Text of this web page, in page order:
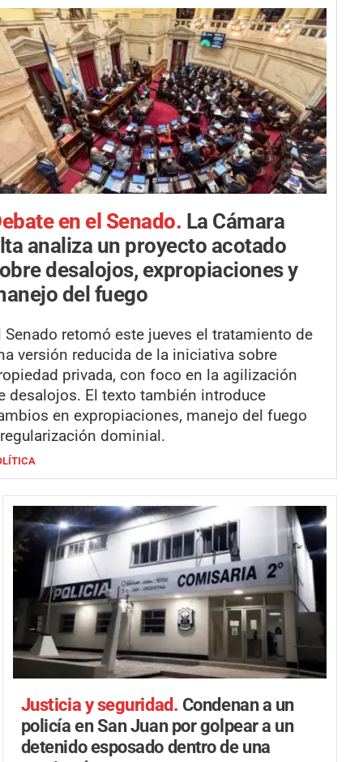
en el Senado. La Cámara
analiza un proyecto acotado
desalojos, expropiaciones y
del fuego
Senado retomó este jueves el tratamiento de
versión reducida de la iniciativa sobre
privada, con foco en la agilización
desalojos. El texto también introduce
en expropiaciones, manejo del fuego
dominial.
Justicia y seguridad. Condenan a un
policía en San Juan por golpear a un
detenido esposado dentro de una